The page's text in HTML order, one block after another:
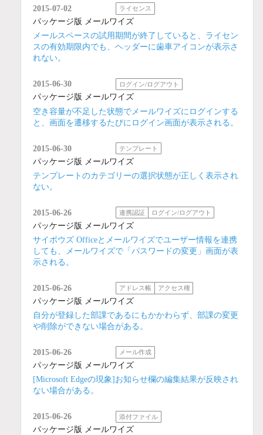
2015-07-02 ライセンス
パッケージ版 メールワイズ
メールスペースの試用期間が終了していると、ライセン
スの有効期限内でも、ヘッダーに歯車アイコンが表示さ
れない。
2015-06-30 ログイン/ログアウト
パッケージ版 メールワイズ
空き容量が不足した状態でメールワイズにログインする
と、画面を遷移するたびにログイン画面が表示される。
2015-06-30 テンプレート
パッケージ版 メールワイズ
テンプレートのカテゴリーの選択状態が正しく表示され
ない。
2015-06-26 連携認証 ログイン/ログアウト
パッケージ版 メールワイズ
サイボウズ Officeとメールワイズでユーザー情報を連携
しても、メールワイズで「パスワードの変更」画面が表
示される。
2015-06-26 アドレス帳 アクセス権
パッケージ版 メールワイズ
自分が登録した部課であるにもかかわらず、部課の変更
や削除ができない場合がある。
2015-06-26 メール作成
パッケージ版 メールワイズ
[Microsoft Edgeの現象]お知らせ欄の編集結果が反映され
ない場合がある。
2015-06-26 添付ファイル
パッケージ版 メールワイズ